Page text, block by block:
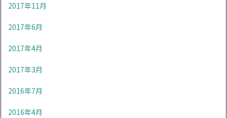
2017年11月
2017年6月
2017年4月
2017年3月
2016年7月
2016年4月